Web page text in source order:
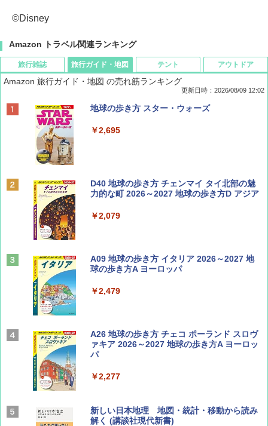
©Disney
Amazon トラベル関連ランキング
旅行雑誌
BE-PAL(ビ-パル) 2026年 9 月号【特別付録:
ディズニーファン ２０２６年 ９月号 [雑
誌] (ＤＩＳＮＥＹ ＦＡＮ)
￥713
山と溪谷 2026年8月号「南アルプス大全」
Coyote No.89 特集 星野道夫 夢見る旅
￥1,540
AIRLINE（エアライン）2026年9月号【特
集】ボーイング110周年を祝して！
旅行ガイド・地図
Amazon 旅行ガイド・地図 の売れ筋ランキング
更新日時：2026/08/09 12:02
地球の歩き方 スター・ウォーズ
￥2,695
D40 地球の歩き方 チェンマイ タイ北部の魅
力的な町 2026～2027 地球の歩き方D アジア
￥2,079
A09 地球の歩き方 イタリア 2026～2027 地
球の歩き方A ヨーロッパ
￥2,479
A26 地球の歩き方 チェコ ポーランド スロヴ
ァキア 2026～2027 地球の歩き方A ヨーロッ
パ
￥2,277
新しい日本地理 地図・統計・移動から読み
解く (講談社現代新書)
テント アウトドア